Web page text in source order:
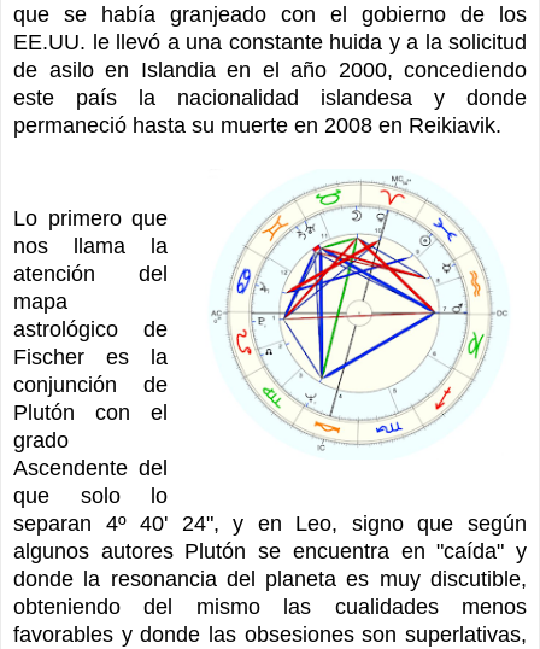
que se había granjeado con el gobierno de los
EE.UU. le llevó a una constante huida y a la solicitud
de asilo en Islandia en el año 2000, concediendo
este país la nacionalidad islandesa y donde
permaneció hasta su muerte en 2008 en Reikiavik.
Lo primero que
nos llama la
atención del
mapa
astrológico de
Fischer es la
conjunción de
Plutón con el
grado
Ascendente del
que solo lo
separan 4º 40' 24", y en Leo, signo que según
algunos autores Plutón se encuentra en "caída" y
donde la resonancia del planeta es muy discutible,
obteniendo del mismo las cualidades menos
favorables y donde las obsesiones son superlativas,